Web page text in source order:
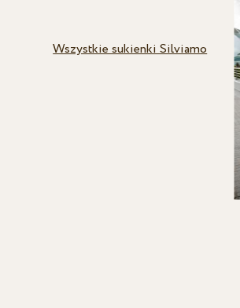
Wszystkie sukienki Silviamo